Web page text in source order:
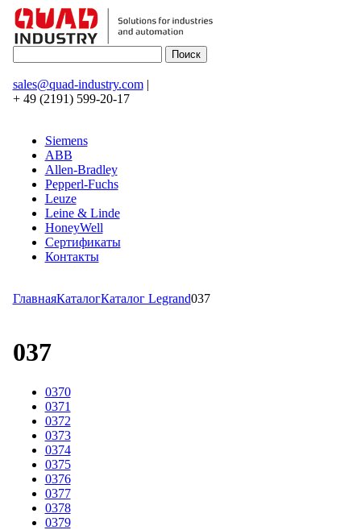
sales@quad-industry.com|
+ 49 (2191) 599-20-17
Siemens
ABB
Allen-Bradley
Pepperl-Fuchs
Leuze
Leine & Linde
HoneyWell
Сертификаты
Контакты
ГлавнаяКаталогКаталог Legrand037
037
0370
0371
0372
0373
0374
0375
0376
0377
0378
0379